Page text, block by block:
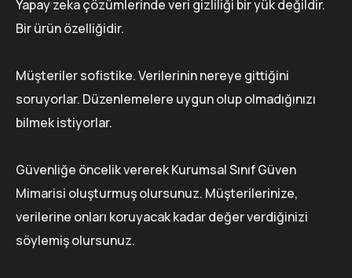
Yapay zeka çözümlerinde veri gizliliği bir yük değildir.
Bir ürün özelliğidir.
Müşteriler sofistike. Verilerinin nereye gittiğini
soruyorlar. Düzenlemelere uygun olup olmadığınızı
bilmek istiyorlar.
Güvenliğe öncelik vererek Kurumsal Sınıf Güven
Mimarisi oluşturmuş olursunuz. Müşterilerinize,
verilerine onları koruyacak kadar değer verdiğinizi
söylemiş olursunuz.